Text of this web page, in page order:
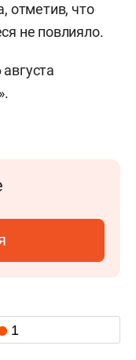
отметив, что
не повлияло.
1